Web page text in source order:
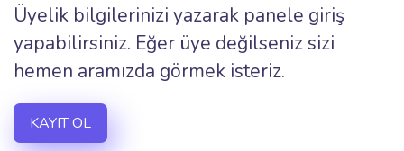
Üyelik bilgilerinizi yazarak panele giriş
yapabilirsiniz. Eğer üye değilseniz sizi
hemen aramızda görmek isteriz.
KAYIT OL